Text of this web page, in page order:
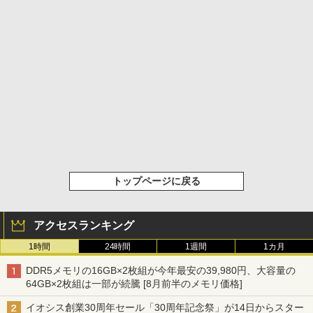
トップページに戻る
アクセスランキング
1時間 24時間 1週間 1カ月
DDR5メモリの16GB×2枚組が今年最安の39,980円、大容量の
64GB×2枚組は一部が続騰 [8月前半のメモリ価格]
イオシス創業30周年セール「30周年記念祭」が14日からスター